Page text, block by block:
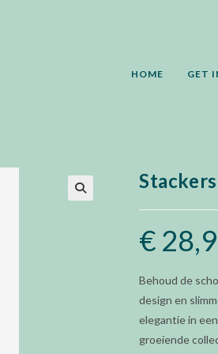
HOME GET
€
Behoud de
design en
elegantie in
groeiende